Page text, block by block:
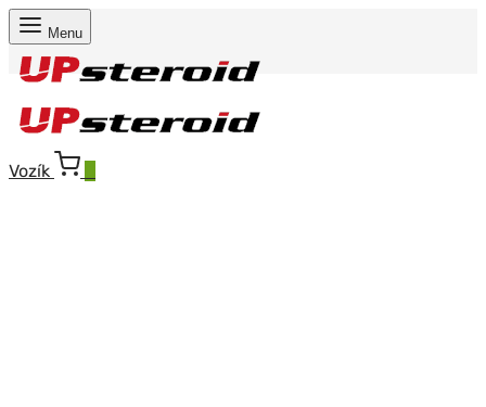
Menu
Vozík